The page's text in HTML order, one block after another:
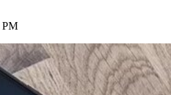
6/4/2022 7:21:57 PM